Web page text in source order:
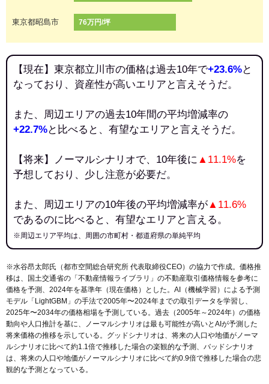
東京都昭島市 76万円/坪
【現在】東京都立川市の価格は過去10年で+23.6%と
なっており、資産性が高いエリアと言えそうだ。
また、周辺エリアの過去10年間の平均増減率の
+22.7%と比べると、有望なエリアと言えそうだ。
【将来】ノーマルシナリオで、10年後に ▲11.1%を
予想しており、少し注意が必要だ。
また、周辺エリアの10年後の平均増減率が▲11.6%
であるのに比べると、有望なエリアと言える。
※周辺エリア平均は、周囲の市町村・都道府県の単純平均
※水谷昂太郎氏（都市空間総合研究所 代表取締役CEO）の協力で作成。価格推
移は、国土交通省の「 不動産情報ライブラリ 」の不動産取引価格情報を参考に
価格を予測、2024年を基準年（現在価格）とした。AI（機械学習）による予測
モデル「LightGBM」の手法で2005年〜2024年までの取引データを学習し、
2025年〜2034年の価格相場を予測している。過去（2005年～2024年）の価格
動向や人口推計を基に、ノーマルシナリオは最も可能性が高いとAIが予測した
将来価格の推移を示している。グッドシナリオは、将来の人口や地価がノーマ
ルシナリオに比べて約1.1倍で推移した場合の楽観的な予測、バッドシナリオ
は、将来の人口や地価がノーマルシナリオに比べて約0.9倍で推移した場合の悲
観的な予測となっている。